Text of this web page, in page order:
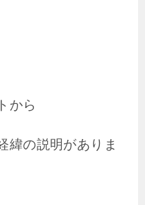
から
緯の説明がありま